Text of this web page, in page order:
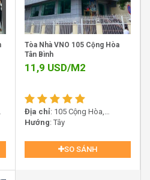
muốn đầu tư phát triển ổn
Building Tân Bìnhkhông chỉ
chi phí thuê mà còn mang lại
chú trọng hiệu quả sử dụng
Tòa Nhà VNO 105 Cộng Hòa
Tân Bình
11,9 USD/M2
Địa chỉ: 105 Cộng Hòa,
Phường Bảy Hiền, TP.HCM
Hướng : Tây
SO SÁNH